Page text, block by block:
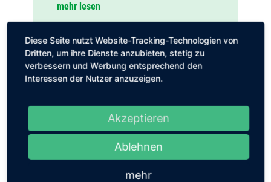
mehr lesen
Diese Seite nutzt Website-Tracking-Technologien von
Dritten, um ihre Dienste anzubieten, stetig zu
verbessern und Werbung entsprechend den
Interessen der Nutzer anzuzeigen.
Akzeptieren
Ablehnen
mehr